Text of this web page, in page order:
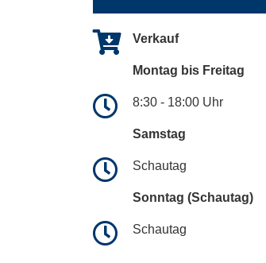
Verkauf
Montag bis Freitag
8:30 - 18:00 Uhr
Samstag
Schautag
Sonntag (Schautag)
Schautag